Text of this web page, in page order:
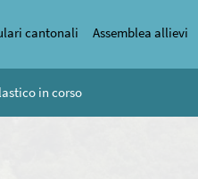
cantonali Assemblea allievi
in corso